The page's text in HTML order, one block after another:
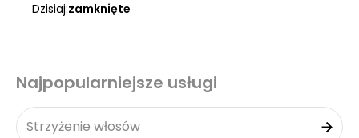
Dzisiaj:zamknięte
Najpopularniejsze usługi
Strzyżenie włosów